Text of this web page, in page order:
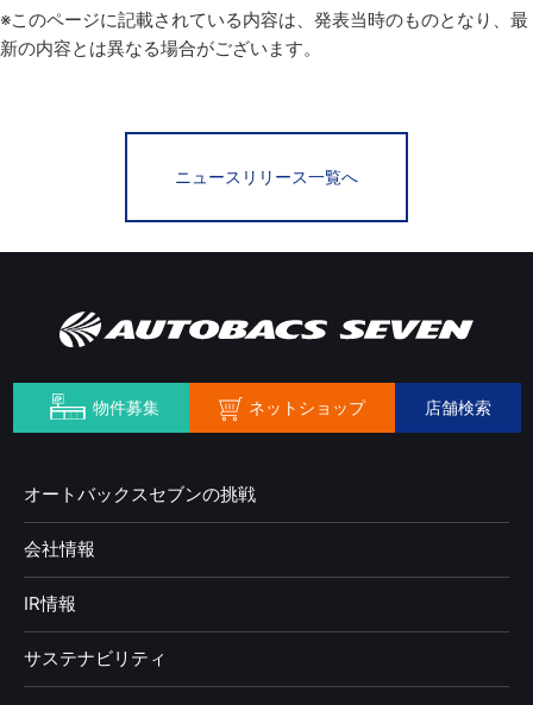
※このページに記載されている内容は、発表当時のものとなり、最
新の内容とは異なる場合がございます。
ニュースリリース一覧へ
物件募集 ネットショップ 店舗検索
オートバックスセブンの挑戦
会社情報
IR情報
サステナビリティ